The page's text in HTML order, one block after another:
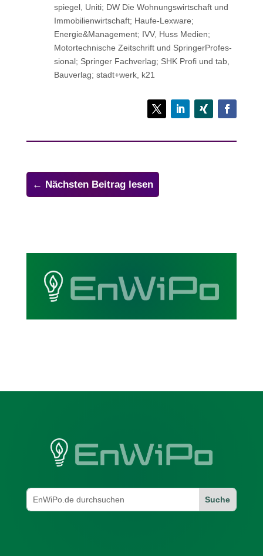
spie­gel, Uniti; DW Die Woh­nungs­wirt­schaft und
Immo­bi­li­en­wirt­schaft; Haufe-Lexware;
Energie&Management; IVV, Huss Medien;
Motor­tech­ni­sche Zeit­schrift und Sprin­ger­Pro­fes­
sio­nal; Sprin­ger Fachverlag; SHK Profi und tab,
Bau­ver­lag; stadt+werk, k21
← Nächsten Beitrag lesen